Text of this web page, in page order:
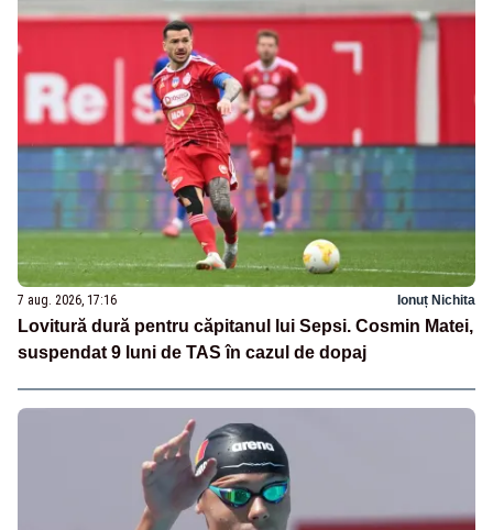
7 aug. 2026, 17:16 Ionuț Nichita
Lovitură dură pentru căpitanul lui Sepsi. Cosmin Matei,
suspendat 9 luni de TAS în cazul de dopaj